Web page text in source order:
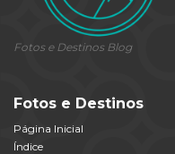
Fotos e Destinos Blog
Fotos e Destinos
Página Inicial
Índice